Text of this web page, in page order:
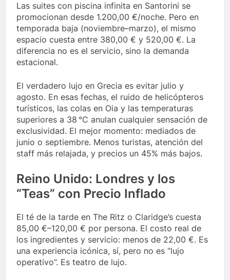
Las suites con piscina infinita en Santorini se
promocionan desde 1.200,00 €/noche. Pero en
temporada baja (noviembre–marzo), el mismo
espacio cuesta entre 380,00 € y 520,00 €. La
diferencia no es el servicio, sino la demanda
estacional.
El verdadero lujo en Grecia es evitar julio y
agosto. En esas fechas, el ruido de helicópteros
turísticos, las colas en Oia y las temperaturas
superiores a 38 °C anulan cualquier sensación de
exclusividad. El mejor momento: mediados de
junio o septiembre. Menos turistas, atención del
staff más relajada, y precios un 45% más bajos.
Reino Unido: Londres y los
“Teas” con Precio Inflado
El té de la tarde en The Ritz o Claridge’s cuesta
85,00 €–120,00 € por persona. El costo real de
los ingredientes y servicio: menos de 22,00 €. Es
una experiencia icónica, sí, pero no es “lujo
operativo”. Es teatro de lujo.